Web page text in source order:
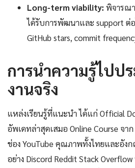
Long-term viability: พิจารณ
ได้รับการพัฒนาและ support ต่
GitHub stars, commit
การนำความรู้ไปป
งานจริง
แหล่งเรียนรู้ที่แนะนำ ได้แก่ Official
อัพเดทล่าสุดเสมอ Online Course จา
ช่อง YouTube คุณภาพทั้งไทยและอัง
อย่าง Discord Reddit Stack